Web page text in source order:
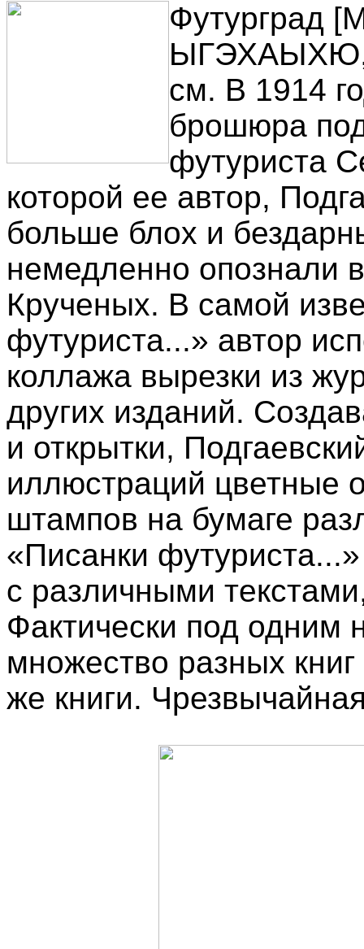
Футурград
ЫГЭХАЫХЮ,
см. В 1914
брошюра
футуриста
которой ее автор,
больше блох и
немедленно опознали
Крученых. В самой
футуриста...» автор
коллажа вырезки из
других изданий.
и открытки,
иллюстраций цветные
штампов на бумаге
«Писанки
с различными
Фактически под одним
множество разных
же книги.